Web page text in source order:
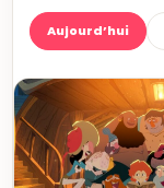
Aujourd’hui